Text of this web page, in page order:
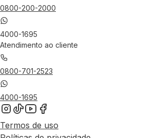
0800-200-2000
4000-1695
Atendimento ao cliente
0800-701-2523
4000-1695
Termos de uso